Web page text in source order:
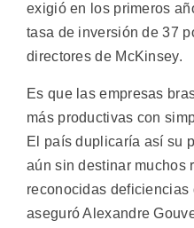
exigió en los primeros
tasa de inversión de 37
directores de McKinsey.
Es que las empresas
más productivas con
El país duplicaría así su
aún sin destinar muchos
reconocidas deficiencias
aseguró Alexandre